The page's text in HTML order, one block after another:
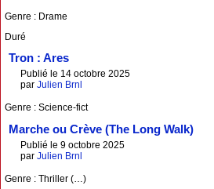
Genre : Drame
Duré
Tron : Ares
Publié le 14 octobre 2025
par Julien Brnl
Genre : Science-fict
Marche ou Crève (The Long Walk)
Publié le 9 octobre 2025
par Julien Brnl
Genre : Thriller (…)